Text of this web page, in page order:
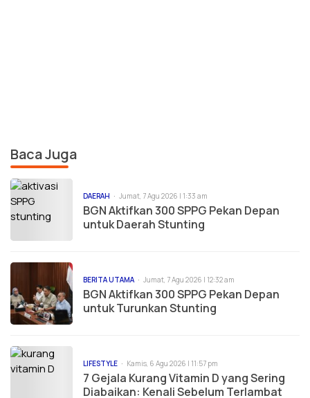
Baca Juga
DAERAH Jumat, 7 Agu 2026 | 1:33 am
BGN Aktifkan 300 SPPG Pekan Depan
untuk Daerah Stunting
BERITA UTAMA Jumat, 7 Agu 2026 | 12:32 am
BGN Aktifkan 300 SPPG Pekan Depan
untuk Turunkan Stunting
LIFESTYLE Kamis, 6 Agu 2026 | 11:57 pm
7 Gejala Kurang Vitamin D yang Sering
Diabaikan: Kenali Sebelum Terlambat